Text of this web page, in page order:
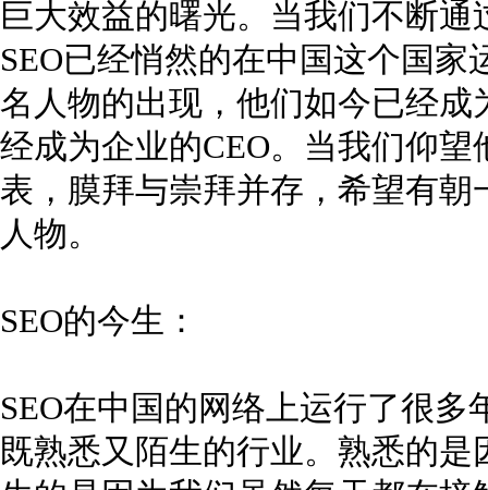
巨大效益的曙光。当我们不断
SEO已经悄然的在中国这个国
名人物的出现，他们如今已经
经成为企业的CEO。当我们仰
表，膜拜与崇拜并存，希望有朝
人物。
SEO的今生：
SEO在中国的网络上运行了很多
既熟悉又陌生的行业。熟悉的是